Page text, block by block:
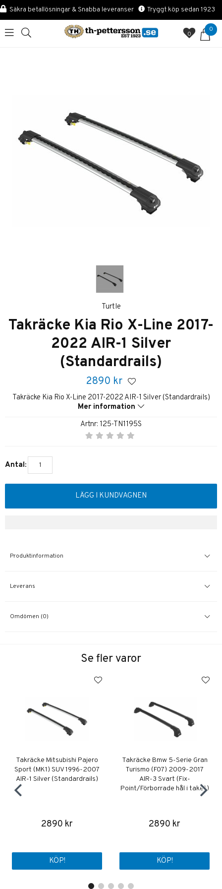
Säkra betallösningar & Snabba leveranser Tryggt köp sedan 1923
0
0
Turtle
Takräcke Kia Rio X-Line 2017-
2022 AIR-1 Silver
(Standardrails)
2890 kr
Takräcke Kia Rio X-Line 2017-2022 AIR-1 Silver (Standardrails)
Mer information
Artnr: 125-TN1195S
Antal:
LÄGG I KUNDVAGNEN
Produktinformation
Leverans
Omdömen (0)
Se fler varor
Takräcke Mitsubishi Pajero
Sport (MK1) SUV 1996-2007
AIR-1 Silver (Standardrails)
2890 kr
KÖP!
Takräcke Bmw 5-Serie Gran
Turismo (F07) 2009-2017
AIR-3 Svart (Fix-
Point/Förborrade hål i taket)
2890 kr
KÖP!